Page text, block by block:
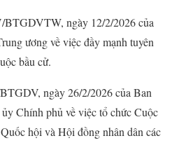
BTGDVTW, ngày 12/2/2026 của
ương về việc đầy mạnh tuyên
bầu cử.
ngày 26/2/2026 của Ban
Chính phủ về việc tổ chức Cuộc
hội và Hội đồng nhân dân các